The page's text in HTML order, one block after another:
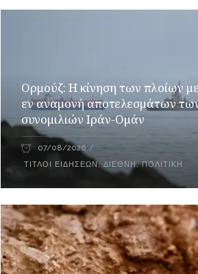
Ορμούζ: Η κίνηση των πλοίων
εν αναμονή αποτελεσμάτων
συνομιλιών Ιράν-Ομάν
07/08/2026
ΤΊΤΛΟΙ ΕΙΔΉΣΕΩΝ,ΔΙΕΘΝΉ,ΠΟΛΙΤΙΚΉ